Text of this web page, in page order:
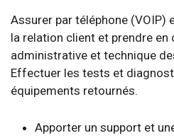
Assurer par téléphone
la relation client et prendre en
administrative et technique
Effectuer les tests et
équipements retournés.
Apporter un support et